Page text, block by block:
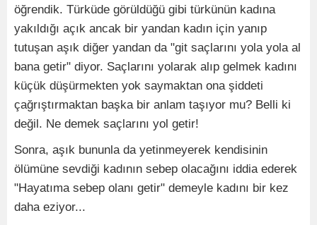
öğrendik. Türküde görüldüğü gibi türkünün kadına
yakıldığı açık ancak bir yandan kadın için yanıp
tutuşan aşık diğer yandan da "git saçlarını yola yola al
bana getir" diyor. Saçlarını yolarak alıp gelmek kadını
küçük düşürmekten yok saymaktan ona şiddeti
çağrıştırmaktan başka bir anlam taşıyor mu? Belli ki
değil. Ne demek saçlarını yol getir!
Sonra, aşık bununla da yetinmeyerek kendisinin
ölümüne sevdiği kadının sebep olacağını iddia ederek
"Hayatıma sebep olanı getir" demeyle kadını bir kez
daha eziyor...